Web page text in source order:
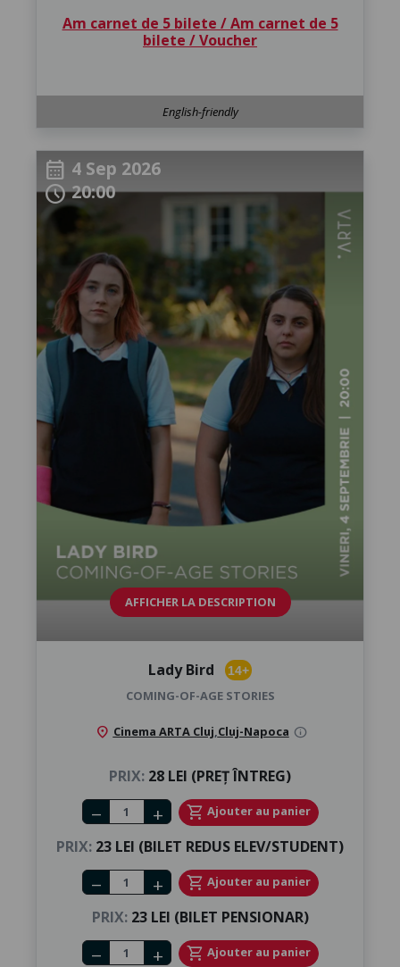
Am carnet de 5 bilete / Am carnet de 5
bilete / Voucher
English-friendly
calendar_month 4 Sep 2026
schedule20:00
AFFICHER LA DESCRIPTION
Lady Bird 14+
COMING-OF-AGE STORIES
location_on Cinema ARTA Cluj,Cluj-Napoca info
PRIX: 28 LEI (PREȚ ÎNTREG)
Number of tickets
remove add shopping_cart Ajouter au panier
PRIX: 23 LEI (BILET REDUS ELEV/STUDENT)
Number of tickets
remove add shopping_cart Ajouter au panier
PRIX:23 LEI (BILET PENSIONAR)
Number of tickets
remove add shopping_cart Ajouter au panier